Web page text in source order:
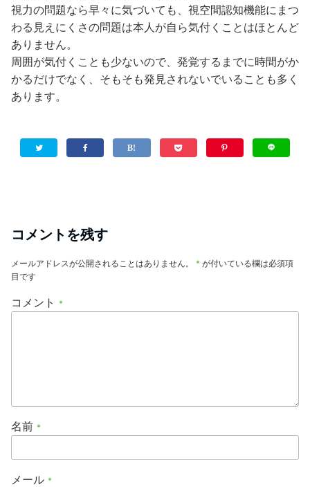
視力の問題なら早々に気づいても、視空間認知機能にまつ
わる見えにくさの問題は本人が自ら気付くことはほとんど
ありません。
周囲が気付くことも少ないので、発覚するまでに時間がか
かるだけでなく、そもそも発見されないでいることも多く
あります。
コメントを残す
メールアドレスが公開されることはありません。 * が付いている欄は必須項
目です
コメント *
名前 *
メール *